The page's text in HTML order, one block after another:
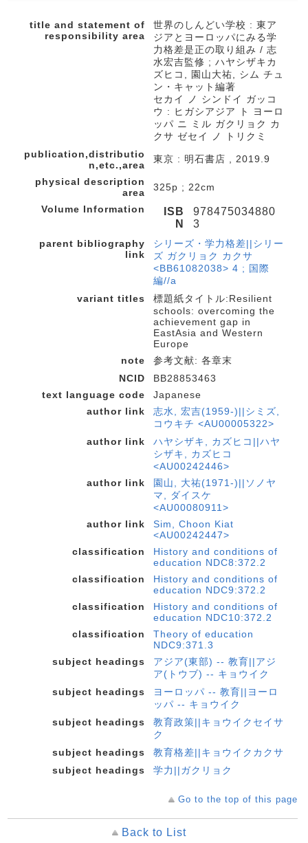
title and statement of
responsibility area
世界のしんどい学校 : 東ア
ジアとヨーロッパにみる学
力格差是正の取り組み / 志
水宏吉監修 ; ハヤシザキカ
ズヒコ, 園山大祐, シム チュ
ン・キャット編著
セカイ ノ シンドイ ガッコ
ウ : ヒガシアジア ト ヨーロ
ッパ ニ ミル ガクリョク カ
クサ ゼセイ ノ トリクミ
publication,distributio
n,etc.,area
東京 : 明石書店 , 2019.9
physical description
area
325p ; 22cm
Volume Information
ISB
N
978475034880
3
parent bibliography
link
シリーズ・学力格差||シリー
ズ ガクリョク カクサ
<BB61082038> 4 ; 国際
編//a
variant titles
標題紙タイトル:Resilient
schools: overcoming the
achievement gap in
EastAsia and Western
Europe
note
参考文献: 各章末
NCID
BB28853463
text language code
Japanese
author link
志水, 宏吉(1959-)||シミズ,
コウキチ <AU00005322>
author link
ハヤシザキ, カズヒコ||ハヤ
シザキ, カズヒコ
<AU00242446>
author link
園山, 大祐(1971-)||ソノヤ
マ, ダイスケ
<AU00080911>
author link
Sim, Choon Kiat
<AU00242447>
classification
History and conditions of
education NDC8:372.2
classification
History and conditions of
education NDC9:372.2
classification
History and conditions of
education NDC10:372.2
classification
Theory of education
NDC9:371.3
subject headings
アジア(東部) -- 教育||アジ
ア(トウブ) -- キョウイク
subject headings
ヨーロッパ -- 教育||ヨーロ
ッパ -- キョウイク
subject headings
教育政策||キョウイクセイサ
ク
subject headings
教育格差||キョウイクカクサ
subject headings
学力||ガクリョク
Go to the top of this page
Back to List